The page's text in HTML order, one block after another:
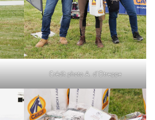
Crédit photo A. d’Otreppe